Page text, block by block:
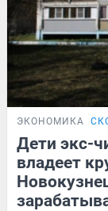
ЭКОНОМИКА
Дети экс-
владеет